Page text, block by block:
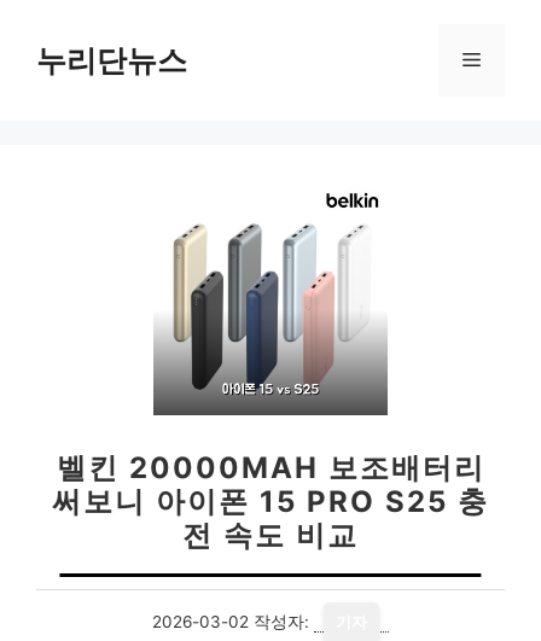
누리단뉴스 메
벨킨 20000MAH 보조배터리
써보니 아이폰 15 PRO S25 충
전 속도 비교
2026-03-02 작성자: